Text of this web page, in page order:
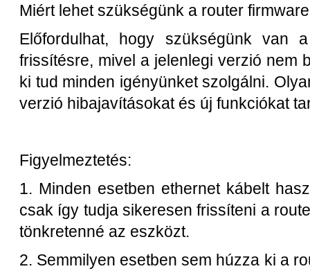
Miért lehet szükségünk a router
Előfordulhat, hogy szükségünk van
frissítésre, mivel a jelenlegi verzió nem
ki tud minden igényünket szolgálni.
verzió hibajavításokat és új funkciókat
Figyelmeztetés:
1. Minden esetben ethernet kábelt
csak így tudja sikeresen frissíteni a
tönkretenné az eszközt.
2. Semmilyen esetben sem húzza ki a